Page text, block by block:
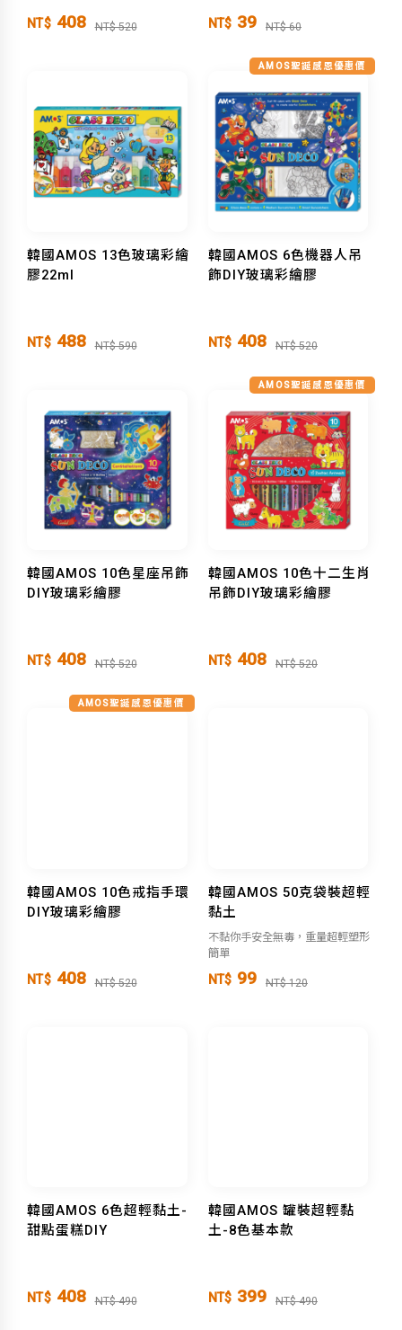
NT$ 408 NT$ 520 NT$ 39 NT$ 60
韓國AMOS 13色玻璃彩繪
膠22ml
NT$ 488 NT$ 590
AMOS聖誕感恩優惠價
韓國AMOS 6色機器人吊
飾DIY玻璃彩繪膠
NT$ 408 NT$ 520
韓國AMOS 10色星座吊飾
DIY玻璃彩繪膠
NT$ 408 NT$ 520
AMOS聖誕感恩優惠價
韓國AMOS 10色十二生肖
吊飾DIY玻璃彩繪膠
NT$ 408 NT$ 520
AMOS聖誕感恩優惠價
韓國AMOS 10色戒指手環
DIY玻璃彩繪膠
NT$ 408 NT$ 520
韓國AMOS 50克袋裝超輕
黏土
不黏你手安全無毒，重量超輕塑形
簡單
NT$ 99 NT$ 120
韓國AMOS 6色超輕黏土-
甜點蛋糕DIY
NT$ 408 NT$ 490
韓國AMOS 罐裝超輕黏
土-8色基本款
NT$ 399 NT$ 490